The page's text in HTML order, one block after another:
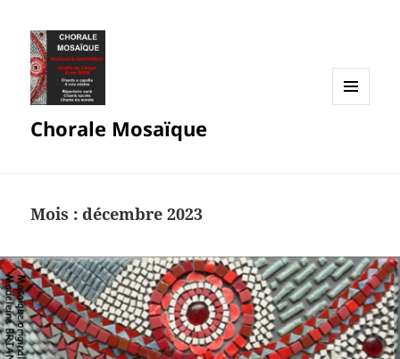
Chorale Mosaïque
Mois :décembre 2023